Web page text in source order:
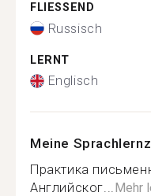
FLIESSEND
Russisch
LERNT
Englisch
Meine
Практика
Английског...Mehr